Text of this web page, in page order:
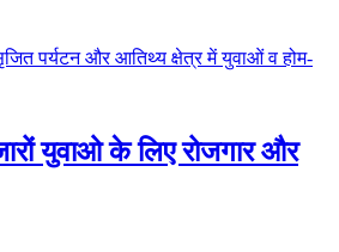
युवाओ के लिए रोजगार और